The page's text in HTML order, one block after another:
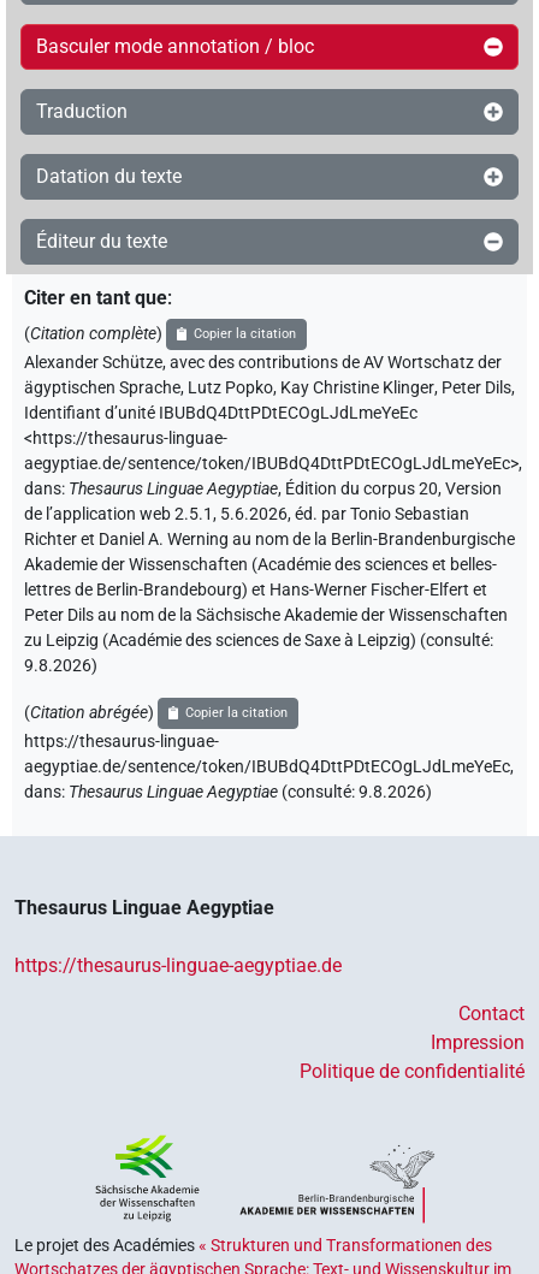
Basculer mode annotation / bloc
Traduction
Datation du texte
Éditeur du texte
Citer en tant que:
(Citation complète) Copier la citation
Alexander Schütze,avec des contributions deAV Wortschatz der
ägyptischen Sprache, Lutz Popko, Kay Christine Klinger, Peter Dils,
Identifiant d’unité IBUBdQ4DttPDtECOgLJdLmeYeEc
<https://thesaurus-linguae-
aegyptiae.de/sentence/token/IBUBdQ4DttPDtECOgLJdLmeYeEc>,
dans: Thesaurus Linguae Aegyptiae, Édition du corpus 20, Version
de l’application web 2.5.1, 5.6.2026, éd. par Tonio Sebastian
Richter et Daniel A. Werning au nom de la Berlin-Brandenburgische
Akademie der Wissenschaften (Académie des sciences et belles-
lettres de Berlin-Brandebourg) et Hans-Werner Fischer-Elfert et
Peter Dils au nom de la Sächsische Akademie der Wissenschaften
zu Leipzig (Académie des sciences de Saxe à Leipzig) (consulté:
9.8.2026)
(Citation abrégée) Copier la citation
https://thesaurus-linguae-
aegyptiae.de/sentence/token/IBUBdQ4DttPDtECOgLJdLmeYeEc,
dans: Thesaurus Linguae Aegyptiae (consulté:9.8.2026)
Thesaurus Linguae Aegyptiae
https://thesaurus-linguae-aegyptiae.de
Contact
Impression
Politique de confidentialité
Le projet des Académies« Strukturen und Transformationen des
Wortschatzes der ägyptischen Sprache: Text- und Wissenskultur im